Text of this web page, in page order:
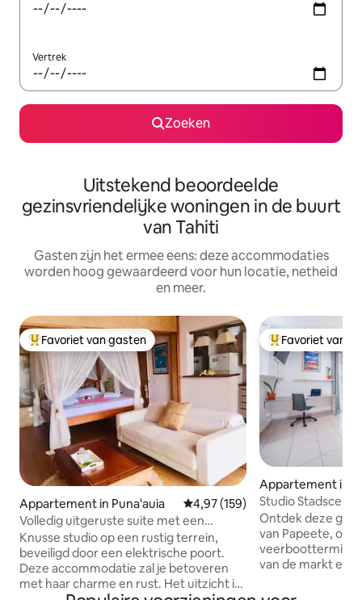
Vertrek
Zoeken
Uitstekend beoordeelde
gezinsvriendelijke woningen in de buurt
van Tahiti
Gasten zijn het ermee eens: deze accommodaties
worden hoog gewaardeerd voor hun locatie, netheid
en meer.
Topfavoriet van gasten
Favoriet van gasten
Appartement in Puna'auia Gemiddelde beoordeling van
4,97 (159)
Volledig uitgeruste suite met een
adembenemend uitzicht!
Knusse studio op een rustig terrein,
beveiligd door een elektrische poort.
Deze accommodatie zal je betoveren
met haar charme en rust. Het uitzicht is
Topfavoriet van
Favoriet van
Appartement in
Studio
Uitzicht op de
Ontdek deze
van Papeete, op
veerbootterminal
van de markt en
strakke